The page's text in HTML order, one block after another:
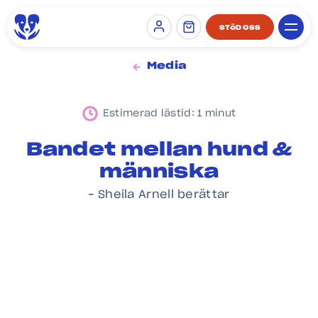
Sign in STÖD OSS
Media
Estimerad lästid: 1 minut
Bandet mellan hund &
människa
– Sheila Arnell berättar